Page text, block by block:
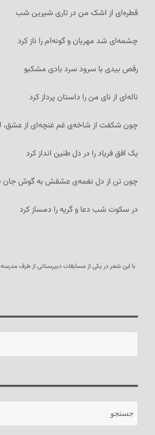
قطره‌ای از اشک من در تاری شیرین شب
چشمه‌ای شد مهربان و گونه‌ام را ناز کرد
رقص بیدی با سرود سرد بادی مشکبو
ناله‌ای از نای من را داستان پرداز کرد
چون شکفت از شاخه‌ی غم غنچه‌ای از
یک افق فریاد را در دل طنین انداز کرد
چون تن از دل نغمه‌ی عشقش به گوش جان
در سکوت شب دعا و گریه را دمساز کرد
با این شعر در یکی از مسابقات دبیرستانی از طرف